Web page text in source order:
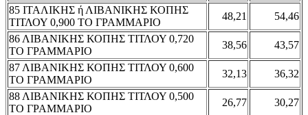
85 ΙΤΑΛΙΚΗΣ ή ΛΙΒΑΝΙΚΗΣ ΚΟΠΗΣ
ΤΙΤΛΟΥ 0,900 ΤΟ ΓΡΑΜΜΑΡΙΟ
48,21
54,46
86 ΛΙΒΑΝΙΚΗΣ ΚΟΠΗΣ ΤΙΤΛΟΥ 0,720
ΤΟ ΓΡΑΜΜΑΡΙΟ
38,56
43,57
87 ΛΙΒΑΝΙΚΗΣ ΚΟΠΗΣ ΤΙΤΛΟΥ 0,600
ΤΟ ΓΡΑΜΜΑΡΙΟ
32,13
36,32
88 ΛΙΒΑΝΙΚΗΣ ΚΟΠΗΣ ΤΙΤΛΟΥ 0,500
ΤΟ ΓΡΑΜΜΑΡΙΟ
26,77 30,27